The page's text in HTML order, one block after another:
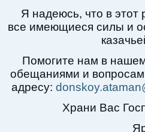
Я надеюсь, что в этот
все имеющиеся силы и
Помогите нам в
обещаниями и
адресу:
Храни Вас